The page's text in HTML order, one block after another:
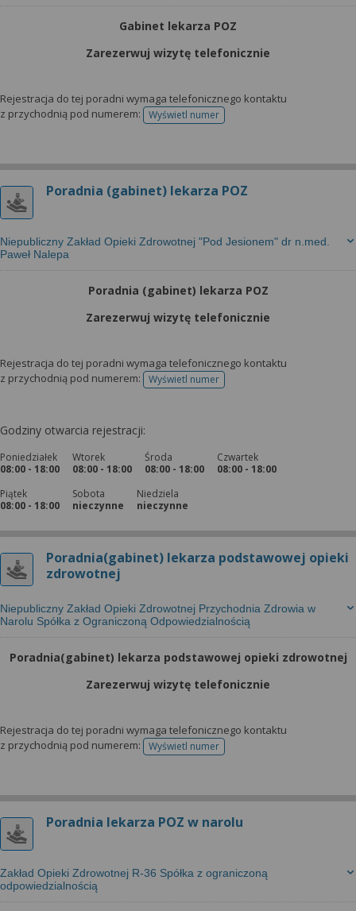
Gabinet lekarza POZ
Zarezerwuj wizytę telefonicznie
Rejestracja do tej poradni wymaga telefonicznego kontaktu
z przychodnią pod numerem:
Wyświetl numertelefonu do rejestracji
Poradnia (gabinet) lekarza POZ
Niepubliczny Zakład Opieki Zdrowotnej "Pod Jesionem" dr n.med.
Paweł Nalepa
Poradnia (gabinet) lekarza POZ
Zarezerwuj wizytę telefonicznie
Rejestracja do tej poradni wymaga telefonicznego kontaktu
z przychodnią pod numerem:
Wyświetl numertelefonu do rejestracji
Godziny otwarcia rejestracji:
Poniedziałek
08:00 - 18:00
Wtorek
08:00 - 18:00
Środa
08:00 - 18:00
Czwartek
08:00 - 18:00
Piątek
08:00 - 18:00
Sobota
nieczynne
Niedziela
nieczynne
Poradnia(gabinet) lekarza podstawowej opieki
zdrowotnej
Niepubliczny Zakład Opieki Zdrowotnej Przychodnia Zdrowia w
Narolu Spółka z Ograniczoną Odpowiedzialnością
Poradnia(gabinet) lekarza podstawowej opieki zdrowotnej
Zarezerwuj wizytę telefonicznie
Rejestracja do tej poradni wymaga telefonicznego kontaktu
z przychodnią pod numerem:
Wyświetl numertelefonu do rejestracji
Poradnia lekarza POZ w narolu
Zakład Opieki Zdrowotnej R-36 Spółka z ograniczoną
odpowiedzialnością